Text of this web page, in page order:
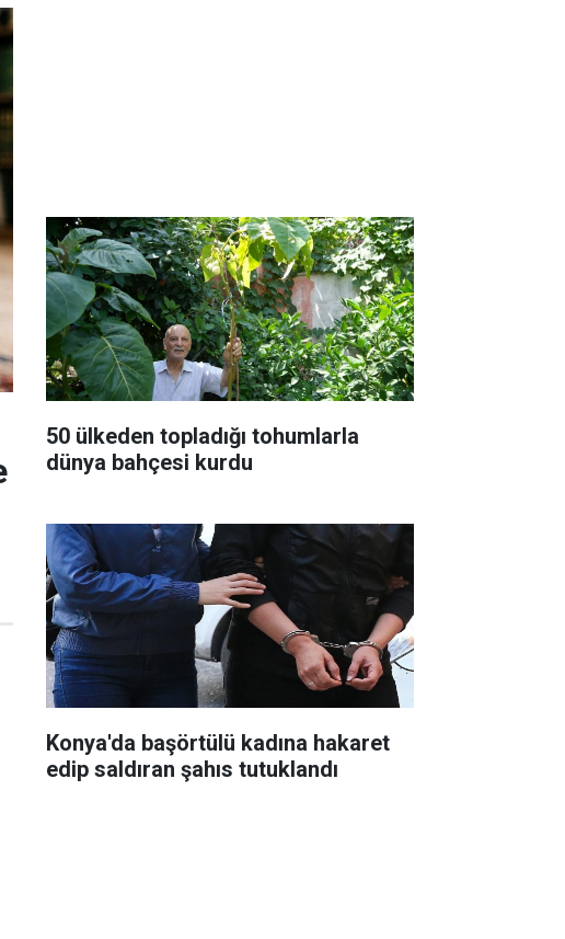
50 ülkeden topladığı tohumlarla
dünya bahçesi kurdu
Konya'da başörtülü kadına hakaret
edip saldıran şahıs tutuklandı